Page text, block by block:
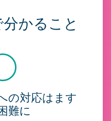
かること
の対応はます
難に